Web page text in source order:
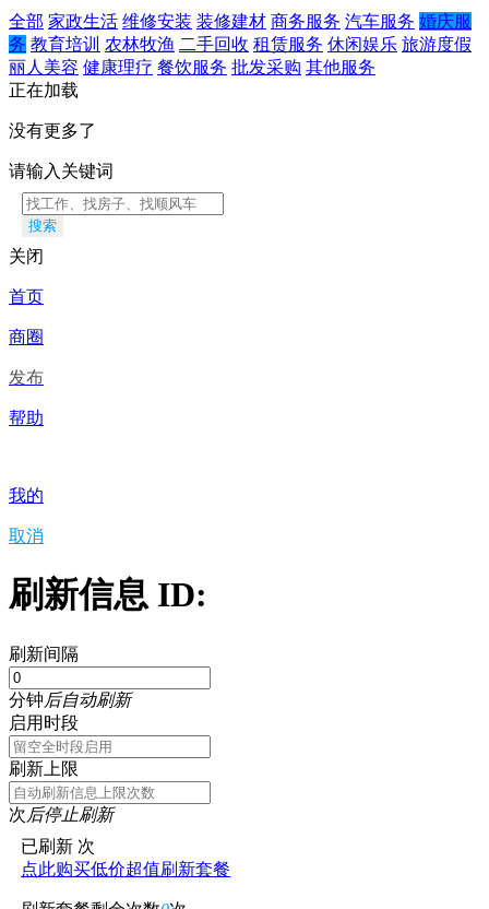
全部 家政生活 维修安装 装修建材 商务服务 汽车服务 婚庆服
务 教育培训 农林牧渔 二手回收 租赁服务 休闲娱乐 旅游度假
丽人美容 健康理疗 餐饮服务 批发采购 其他服务
正在加载
没有更多了
请输入关键词
搜索
关闭
首页
商圈
发布
帮助
我的
取消
刷新信息 ID:
刷新间隔
分钟后自动刷新
启用时段
刷新上限
次后停止刷新
已刷新 次
点此购买低价超值刷新套餐